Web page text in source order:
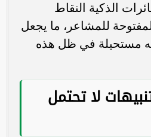
الذكية النقاط
للمشاعر، ما يجعل
مستحيلة في ظل هذه
لا تحتمل